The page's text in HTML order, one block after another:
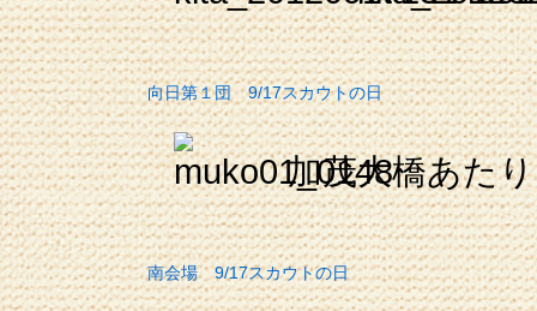
向日第１団 9/17スカウトの日
加茂大橋あた
南会場 9/17スカウトの日